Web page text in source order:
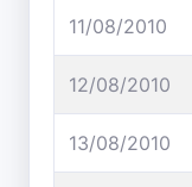
11/08/2010
12/08/2010
13/08/2010